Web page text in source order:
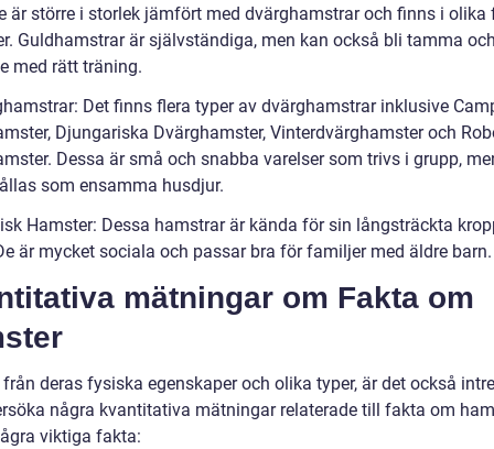
är större i storlek jämfört med dvärghamstrar och finns i olika
Guldhamstrar är självständiga, men kan också bli tamma
med rätt träning.
Det finns flera typer av dvärghamstrar inklusive
Djungariska Dvärghamster, Vinterdvärghamster och
Dessa är små och snabba varelser som trivs i grupp,
som ensamma husdjur.
Hamster: Dessa hamstrar är kända för sin långsträckta
är mycket sociala och passar bra för familjer med äldre barn.
mätningar om Fakta om
deras fysiska egenskaper och olika typer, är det också
några kvantitativa mätningar relaterade till fakta om
viktiga fakta: